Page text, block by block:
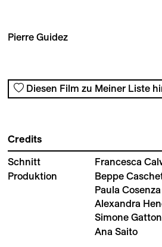
Pierre Guidez
Diesen Film zu Meiner Liste
Credits
Schnitt
Francesca
Produktion
Beppe
Paula Cosenza
Alexandra
Simone
Ana Saito